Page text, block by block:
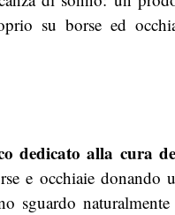
su borse ed
dedicato alla cura
e occhiaie donando
sguardo